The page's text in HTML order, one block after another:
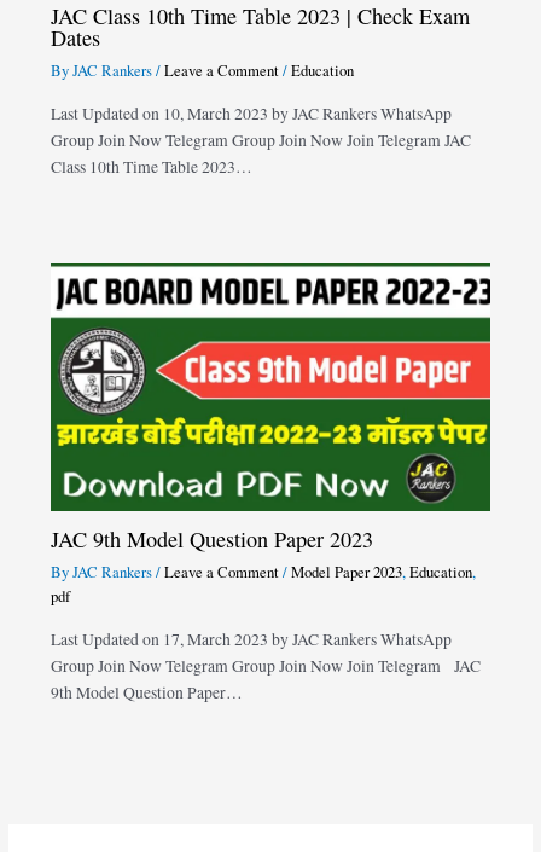
JAC Class 10th Time Table 2023 | Check Exam
Dates
ByJAC Rankers/Leave a Comment /Education
Last Updated on 10, March 2023 by JAC Rankers WhatsApp
Group Join Now Telegram Group Join Now Join Telegram JAC
Class 10th Time Table 2023…
JAC 9th Model Question Paper 2023
ByJAC Rankers/Leave a Comment /Model Paper 2023,Education,
pdf
Last Updated on 17, March 2023 by JAC Rankers WhatsApp
Group Join Now Telegram Group Join Now Join Telegram JAC
9th Model Question Paper…